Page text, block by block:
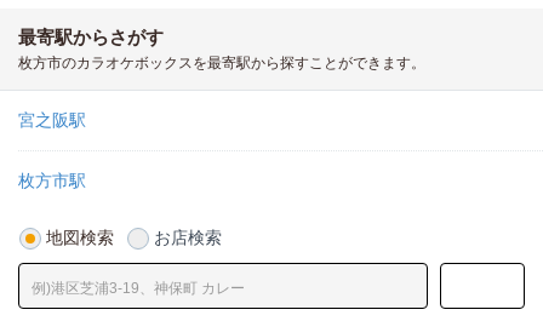
最寄駅からさがす
枚方市のカラオケボックスを最寄駅から探すことができます。
宮之阪駅
枚方市駅
地図検索 お店検索